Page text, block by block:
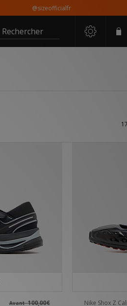
@sizeofficialfr
Rechercher
Avant100,00€ Nike Shox Z